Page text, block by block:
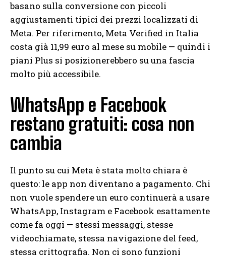
basano sulla conversione con piccoli
aggiustamenti tipici dei prezzi localizzati di
Meta. Per riferimento, Meta Verified in Italia
costa già 11,99 euro al mese su mobile — quindi i
piani Plus si posizionerebbero su una fascia
molto più accessibile.
WhatsApp e Facebook
restano gratuiti: cosa non
cambia
Il punto su cui Meta è stata molto chiara è
questo: le app non diventano a pagamento. Chi
non vuole spendere un euro continuerà a usare
WhatsApp, Instagram e Facebook esattamente
come fa oggi — stessi messaggi, stesse
videochiamate, stessa navigazione del feed,
stessa crittografia. Non ci sono funzioni